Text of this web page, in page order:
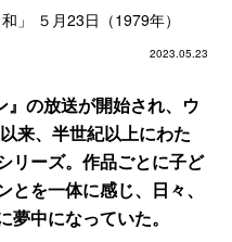
」 ５月23日（1979年）
2023.05.23
』の放送が開始され、ウ
来、半世紀以上にわた
リーズ。作品ごとに子ど
を一体に感じ、日々、
中になっていた。